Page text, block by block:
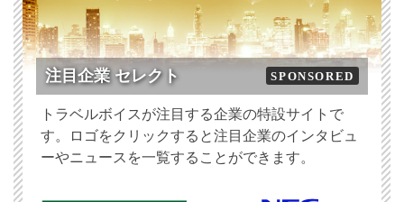
注目企業 セレクト SPONSORED
トラベルボイスが注目する企業の特設サイトで
す。ロゴをクリックすると注目企業のインタビュ
ーやニュースを一覧することができます。